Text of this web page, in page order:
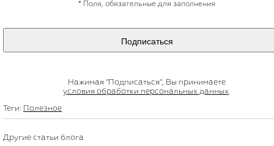
* Поля, обязательные для заполнения
Подписаться
Нажимая "Подписаться", Вы принимаете
условия обработки персональных данных.
Теги: Полезное
Другие статьи блога